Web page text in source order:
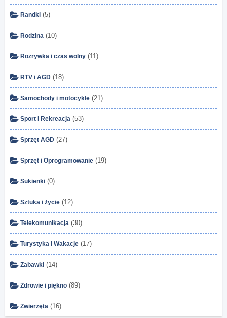
Randki (5)
Rodzina (10)
Rozrywka i czas wolny (11)
RTV i AGD (18)
Samochody i motocykle (21)
Sport i Rekreacja (53)
Sprzęt AGD (27)
Sprzęt i Oprogramowanie (19)
Sukienki (0)
Sztuka i życie (12)
Telekomunikacja (30)
Turystyka i Wakacje (17)
Zabawki (14)
Zdrowie i piękno (89)
Zwierzęta (16)